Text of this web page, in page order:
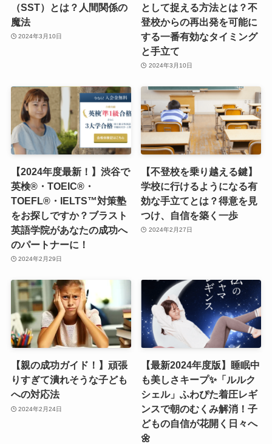
（SST）とは？人間関係の
魔法
2024年3月10日
として捉える方法とは？不
登校からの再出発を可能に
する一番有効なタイミング
と手立て
2024年3月10日
【2024年度最新！】渋谷で
英検®・TOEIC®・
TOEFL®・IELTS™対策塾
をお探しですか？ブラスト
英語学院があなたの成功へ
のパートナーに！
2024年2月29日
【不登校を乗り越える鍵】
学校に行けるようになる有
効な手立てとは？得意を見
つけ、自信を築く一歩
2024年2月27日
【親の成功ガイド！】頑張
りすぎて潰れそうな子ども
への対応法
2024年2月24日
【最新2024年度版】睡眠中
も美しさキープ✨「ルルク
シェル」ふわぴた着圧レギ
ンスで朝のむくみ解消！子
どもの自信が花開く日々へ
🌼